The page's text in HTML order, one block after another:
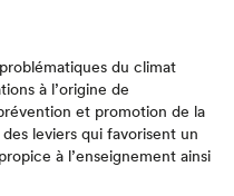
du climat
à l’origine de
et promotion de la
leviers qui favorisent un
à l’enseignement ainsi